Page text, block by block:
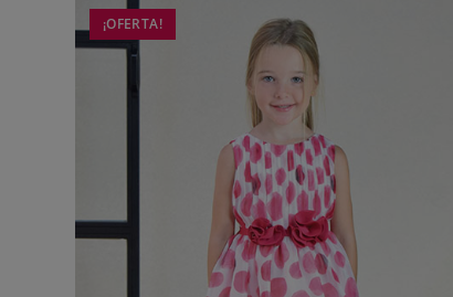
¡OFERTA!